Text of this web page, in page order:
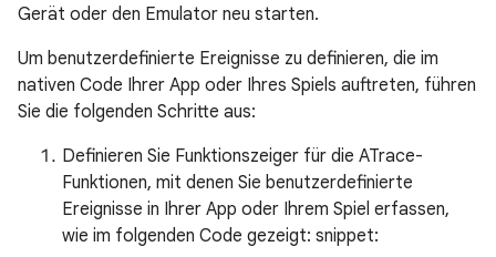
Gerät oder den Emulator neu starten.
Um benutzerdefinierte Ereignisse zu definieren, die im
nativen Code Ihrer App oder Ihres Spiels auftreten, führen
Sie die folgenden Schritte aus:
Definieren Sie Funktionszeiger für die ATrace-
Funktionen, mit denen Sie benutzerdefinierte
Ereignisse in Ihrer App oder Ihrem Spiel erfassen,
wie im folgenden Code gezeigt: snippet: